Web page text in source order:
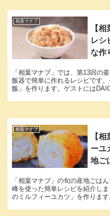
相葉マナブ
【
レシ
な作
「相葉マナブ」では、第13回の
飯器で簡単に作れるレシピです
飯」を作ります。ゲストには
相葉マナブ
【
ーユ
地ご
「相葉マナブ」の旬の産地ごは
峰を使った簡単レシピを紹介し
のミルフィーユカツ」を作ります